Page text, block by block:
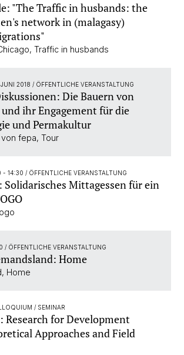
"The Traffic in husbands: the
network in (malagasy)
Traffic in husbands
2018 / ÖFFENTLICHE VERANSTALTUNG
Die Bauern von
und ihr Engagement für die
und Permakultur
fepa, Tour
- 14:30 / ÖFFENTLICHE VERANSTALTUNG
Solidarisches Mittagessen für ein
/ ÖFFENTLICHE VERANSTALTUNG
Home
Home
/ SEMINAR
Research for Development
Approaches and Field